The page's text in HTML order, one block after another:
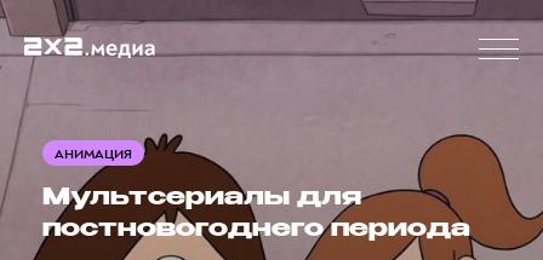
АНИМАЦИЯ
Мультсериалы для
постновогоднего периода